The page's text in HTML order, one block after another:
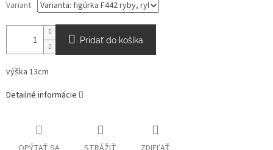
Variant
Pridať do košíka
výška 13cm
Detailné informácie